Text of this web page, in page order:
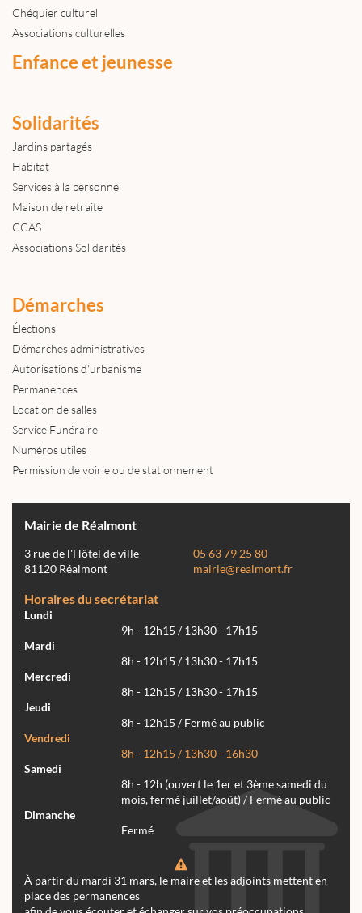
Chéquier culturel
Associations culturelles
Enfance et jeunesse
Solidarités
Jardins partagés
Habitat
Services à la personne
Maison de retraite
CCAS
Associations Solidarités
Démarches
Élections
Démarches administratives
Autorisations d'urbanisme
Permanences
Location de salles
Service Funéraire
Numéros utiles
Permission de voirie ou de stationnement
Mairie de Réalmont
3 rue de l'Hôtel de ville
81120 Réalmont
05 63 79 25 80
mairie@realmont.fr
Horaires du secrétariat
Lundi
9h - 12h15 / 13h30 - 17h15
Mardi
8h - 12h15 / 13h30 - 17h15
Mercredi
8h - 12h15 / 13h30 - 17h15
Jeudi
8h - 12h15 / Fermé au public
Vendredi
8h - 12h15 / 13h30 - 16h30
Samedi
8h - 12h (ouvert le 1er et 3ème samedi du
mois, fermé juillet/août) / Fermé au public
Dimanche
Fermé
À partir du mardi 31 mars, le maire et les adjoints mettent en
place des permanences